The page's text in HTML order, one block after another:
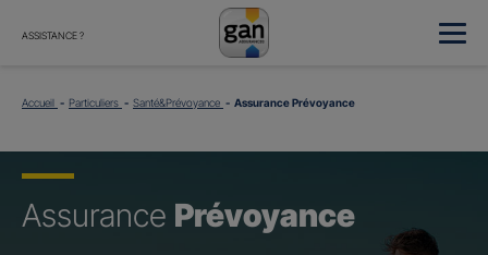
ASSISTANCE ?
Accueil Particuliers Santé&Prévoyance Assurance Prévoyance
Assurance Prévoyance